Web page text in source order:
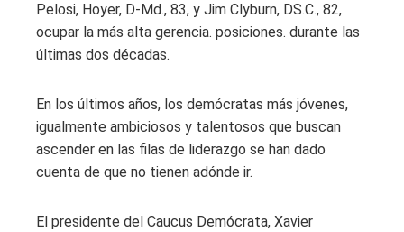
Pelosi, Hoyer, D-Md., 83, y Jim Clyburn, DS.C., 82,
ocupar la más alta gerencia. posiciones. durante las
últimas dos décadas.
En los últimos años, los demócratas más jóvenes,
igualmente ambiciosos y talentosos que buscan
ascender en las filas de liderazgo se han dado
cuenta de que no tienen adónde ir.
El presidente del Caucus Demócrata, Xavier